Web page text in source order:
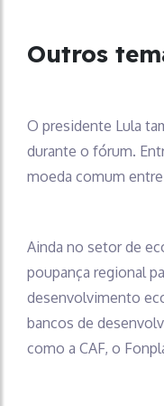
Outros
O presidente Lula
durante o fórum.
moeda comum
Ainda no setor de
poupança regional
desenvolvimento
bancos de
como a CAF, o